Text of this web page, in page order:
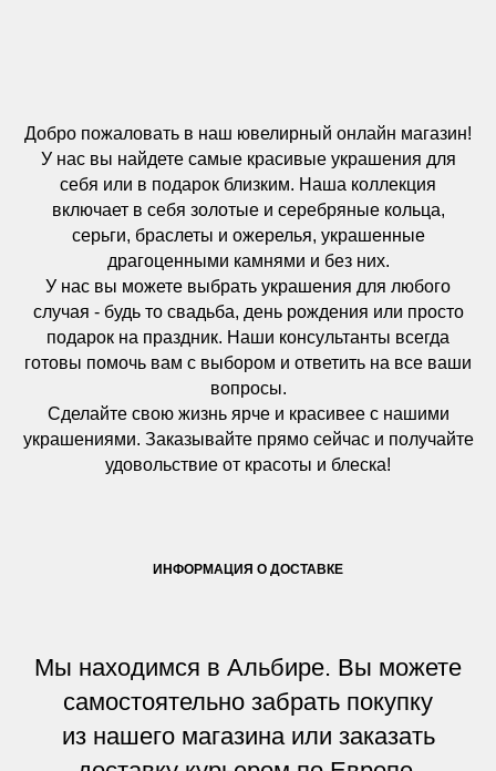
Добро пожаловать в наш ювелирный онлайн магазин!
У нас вы найдете самые красивые украшения для
себя или в подарок близким. Наша коллекция
включает в себя золотые и серебряные кольца,
серьги, браслеты и ожерелья, украшенные
драгоценными камнями и без них.
У нас вы можете выбрать украшения для любого
случая - будь то свадьба, день рождения или просто
подарок на праздник. Наши консультанты всегда
готовы помочь вам с выбором и ответить на все ваши
вопросы.
Сделайте свою жизнь ярче и красивее с нашими
украшениями. Заказывайте прямо сейчас и получайте
удовольствие от красоты и блеска!
ИНФОРМАЦИЯ О ДОСТАВКЕ
Мы находимся в Альбире. Вы можете
самостоятельно забрать покупку
из нашего магазина или заказать